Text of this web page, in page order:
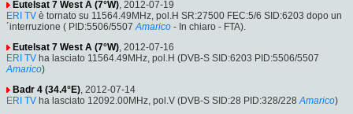
Eutelsat 7 West A (7°W), 2012-07-19
ERI TV è tornato su 11564.49MHz, pol.H SR:27500 FEC:5/6 SID:6203 dopo un
´interruzione ( PID:5506/5507 Amarico - In chiaro - FTA).
Eutelsat 7 West A (7°W), 2012-07-16
ERI TV ha lasciato 11564.49MHz, pol.H (DVB-S SID:6203 PID:5506/5507
Amarico)
Badr 4 (34.4°E), 2012-07-14
ERI TV ha lasciato 12092.00MHz, pol.V (DVB-S SID:28 PID:328/228 Amarico)